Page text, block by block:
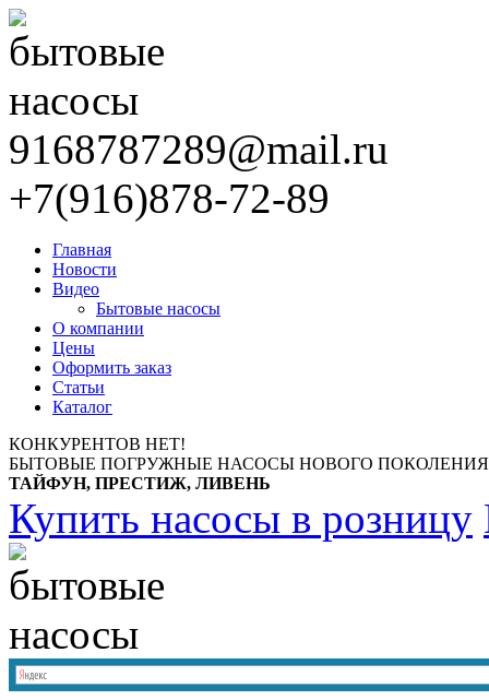
9168787289@mail.ru
+7(916)878-72-89
Главная
Новости
Видео
Бытовые насосы
О компании
Цены
Оформить заказ
Статьи
Каталог
КОНКУРЕНТОВ НЕТ!
БЫТОВЫЕ ПОГРУЖНЫЕ НАСОСЫ НОВОГО
ТАЙФУН, ПРЕСТИЖ, ЛИВЕНЬ
Купить насосы в розницу